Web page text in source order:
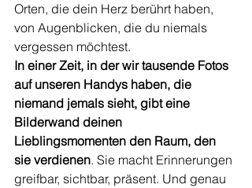
Orten, die dein Herz berührt haben,
von Augenblicken, die du niemals
vergessen möchtest.
In einer Zeit, in der wir tausende Fotos
auf unseren Handys haben, die
niemand jemals sieht, gibt eine
Bilderwand deinen
Lieblingsmomenten den Raum, den
sie verdienen. Sie macht Erinnerungen
greifbar, sichtbar, präsent. Und genau